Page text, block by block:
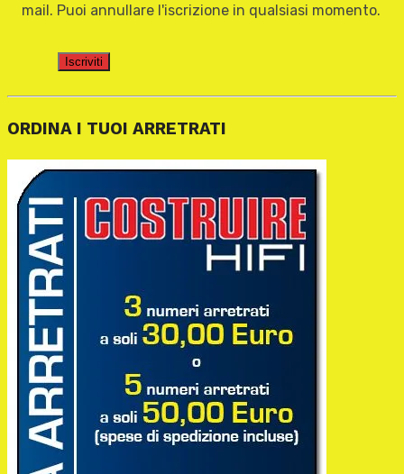
mail. Puoi annullare l'iscrizione in qualsiasi momento.
Iscriviti
ORDINA I TUOI ARRETRATI